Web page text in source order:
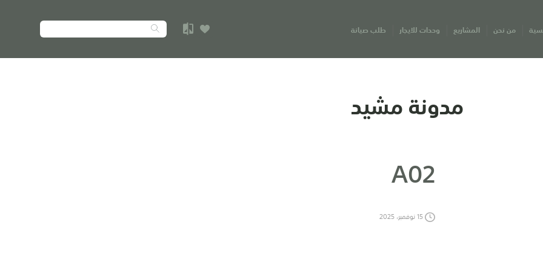
من نحن المشاريع وحدات للايجار طلب صيانة
مدونة مشيد
A02
15 نوفمبر، 2025